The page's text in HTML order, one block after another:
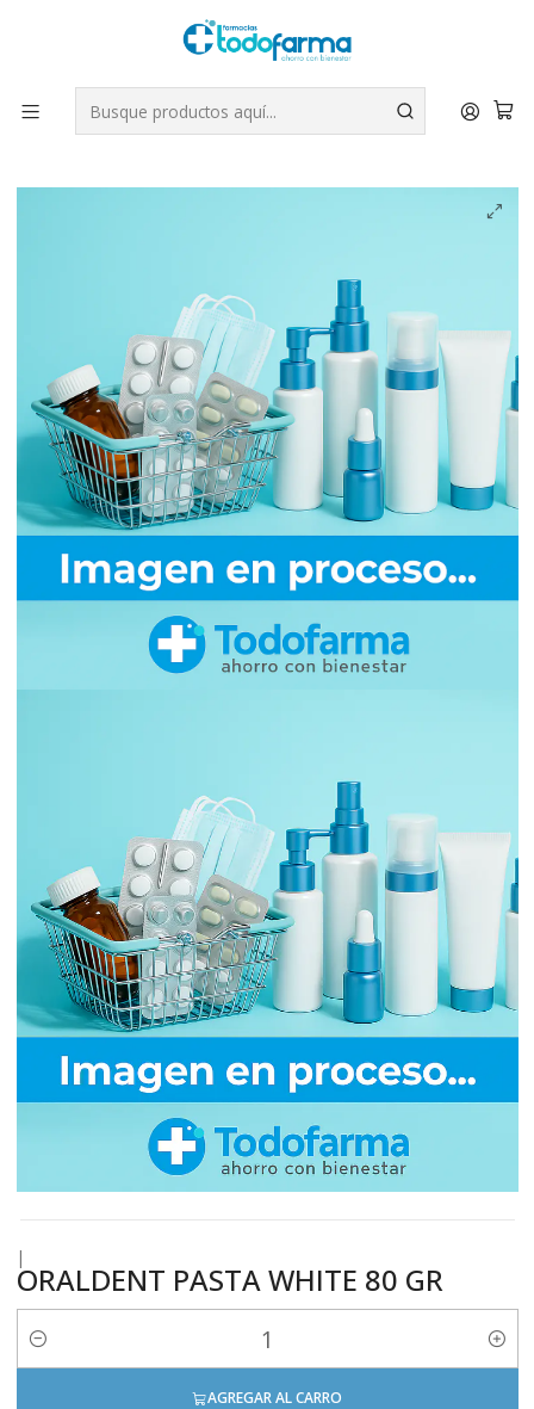
Tus compras tienen envío GRATIS por Rappi - Atención exclusiva
para Chile | WhatsApp +56
Leer más
Cuidado Personal ORALDENT PASTA WHITE 80 GR
|
ORALDENT PASTA WHITE 80 GR
Cantidad
AGREGAR AL CARRO